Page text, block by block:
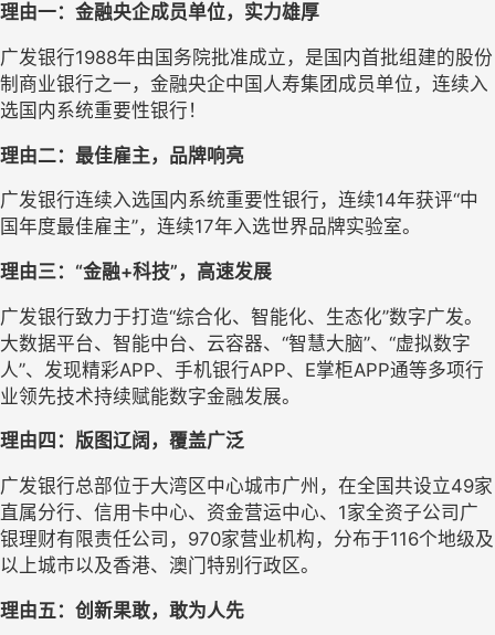
理由一：金融央企成员单位， 实力雄厚
广发银行1988年由国务院批准成立， 是国内首批组建的股份
制商业银行之一 ， 金融央企中国人寿集团成员单位，连续入
选国内系统重要性银行！
理由二：最佳雇主，品牌响亮
广发银行连续入选国内系统重要性银行，连续14年获评“中
国年度最佳雇主”，连续17年入选世界品牌实验室。
理由三： “金融+科技”，高速发展
广发银行致力于打造“综合化、智能化、生态化”数字广发。
大数据平台、智能中台、云容器、“智慧大脑”、“虚拟数字
人”、发现精彩APP、手机银行APP、 E掌柜APP通等多项行
业领先技术持续赋能数字金融发展。
理由四：版图辽阔，覆盖广泛
广发银行总部位于大湾区中心城市广州，在全国共设立49家
直属分行、信用卡中心、资金营运中心、1家全资子公司广
银理财有限责任公司，970家营业机构，分布于116个地级及
以上城市以及香港、澳门特别行政区。
理由五：创新果敢，敢为人先